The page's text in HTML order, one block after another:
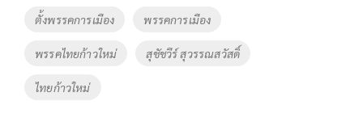
k
ตั้งพรรคการเมือง พรรคการเมือง
พรรคไทยก้าวใหม่ สุชัชวีร์ สุวรรณสวัสดิ์
ไทยก้าวใหม่